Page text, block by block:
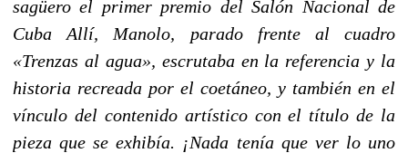
sagüero el primer premio del Salón Nacional de
Cuba Allí, Manolo, parado frente al cuadro
«Trenzas al agua», escrutaba en la referencia y la
historia recreada por el coetáneo, y también en el
vínculo del contenido artístico con el título de la
pieza que se exhibía. ¡Nada tenía que ver lo uno